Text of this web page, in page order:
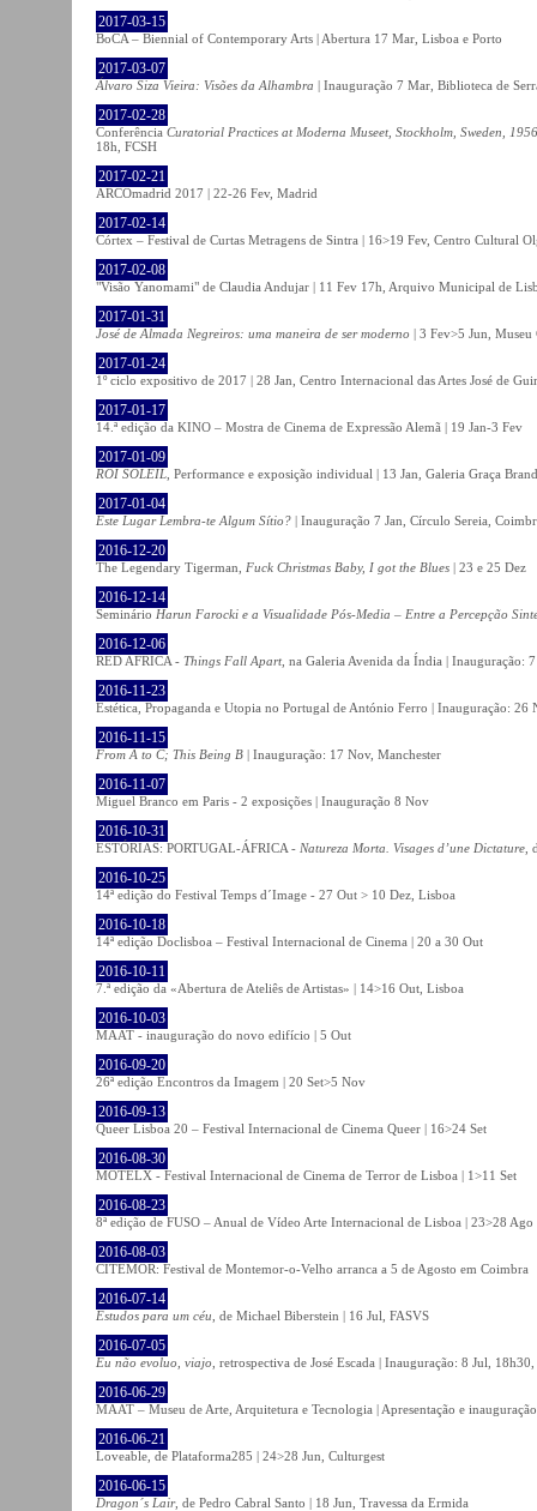
2017-03-15
BoCA – Biennial of Contemporary Arts | Abertura 17 Mar, Lisboa e Porto
2017-03-07
Álvaro Siza Vieira: Visões da Alhambra | Inauguração 7 Mar, Biblioteca de
2017-02-28
Conferência Curatorial Practices at Moderna Museet, Stockholm, Sweden,
18h, FCSH
2017-02-21
ARCOmadrid 2017 | 22-26 Fev, Madrid
2017-02-14
Córtex – Festival de Curtas Metragens de Sintra | 16>19 Fev, Centro Cultural
2017-02-08
"Visão Yanomami" de Claudia Andujar | 11 Fev 17h, Arquivo Municipal de
2017-01-31
José de Almada Negreiros: uma maneira de ser moderno | 3 Fev>5 Jun,
2017-01-24
1º ciclo expositivo de 2017 | 28 Jan, Centro Internacional das Artes José de
2017-01-17
14.ª edição da KINO – Mostra de Cinema de Expressão Alemã | 19 Jan-3 Fev
2017-01-09
ROI SOLEIL , Performance e exposição individual | 13 Jan, Galeria Graça
2017-01-04
Este Lugar Lembra-te Algum Sítio? | Inauguração 7 Jan, Círculo Sereia,
2016-12-20
The Legendary Tigerman, Fuck Christmas Baby, I got the Blues | 23 e 25 Dez
2016-12-14
Seminário Harun Farocki e a Visualidade Pós-Media – Entre a Percepção
2016-12-06
RED AFRICA - Things Fall Apart , na Galeria Avenida da Índia | Inauguração:
2016-11-23
Estética, Propaganda e Utopia no Portugal de António Ferro | Inauguração: 26
2016-11-15
From A to C; This Being B | Inauguração: 17 Nov, Manchester
2016-11-07
Miguel Branco em Paris - 2 exposições | Inauguração 8 Nov
2016-10-31
ESTÓRIAS: PORTUGAL-ÁFRICA - Natureza Morta. Visages d’une Dictature
2016-10-25
14ª edição do Festival Temps d´Image - 27 Out > 10 Dez, Lisboa
2016-10-18
14ª edição Doclisboa – Festival Internacional de Cinema | 20 a 30 Out
2016-10-11
7.ª edição da «Abertura de Ateliês de Artistas» | 14>16 Out, Lisboa
2016-10-03
MAAT - inauguração do novo edifício | 5 Out
2016-09-20
26ª edição Encontros da Imagem | 20 Set>5 Nov
2016-09-13
Queer Lisboa 20 – Festival Internacional de Cinema Queer | 16>24 Set
2016-08-30
MOTELX - Festival Internacional de Cinema de Terror de Lisboa | 1>11 Set
2016-08-23
8ª edição de FUSO – Anual de Vídeo Arte Internacional de Lisboa | 23>28 Ago
2016-08-03
CITEMOR: Festival de Montemor-o-Velho arranca a 5 de Agosto em Coimbra
2016-07-14
Estudos para um céu , de Michael Biberstein | 16 Jul, FASVS
2016-07-05
Eu não evoluo, viajo , retrospectiva de José Escada | Inauguração: 8 Jul,
2016-06-29
MAAT – Museu de Arte, Arquitetura e Tecnologia | Apresentação e
2016-06-21
Loveable, de Plataforma285 | 24>28 Jun, Culturgest
2016-06-15
Dragon´s Lair, de Pedro Cabral Santo | 18 Jun, Travessa da Ermida